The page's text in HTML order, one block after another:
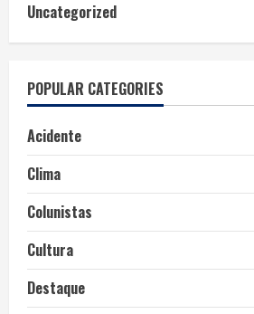
Uncategorized
POPULAR CATEGORIES
Acidente
Clima
Colunistas
Cultura
Destaque